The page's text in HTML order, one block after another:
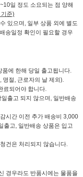
일 정도 소요되는 점 양해
준)
있으며, 일부 상품 외에 별도
송일정 확인이 필요할 경우
에 한해 당일 출고됩니다.
절, 근로자의 날 제외).
료되어야 합니다.
출고 되지 않으며, 일반배송
시간 이전 추가 배송비 3,000
출고, 일반배송 상품은 입고
건은 처리되지 않습니다.
경우라도 반품시에는 물품을